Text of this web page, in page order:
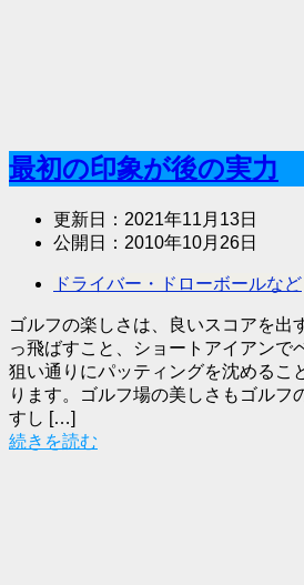
最初の印象が後の実力
更新日： 2021年11月13日
公開日： 2010年10月26日
ドライバー・ドローボールなど
ゴルフの楽しさは、良いスコアを出
っ飛ばすこと、ショートアイアンで
狙い通りにパッティングを沈めるこ
ります。ゴルフ場の美しさもゴルフ
すし […]
続きを読む